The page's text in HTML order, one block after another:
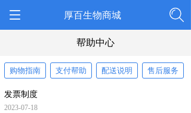
帮助中心
购物指南 支付帮助 配送说明 售后服务
发票制度
2023-07-18
厚百生物商城